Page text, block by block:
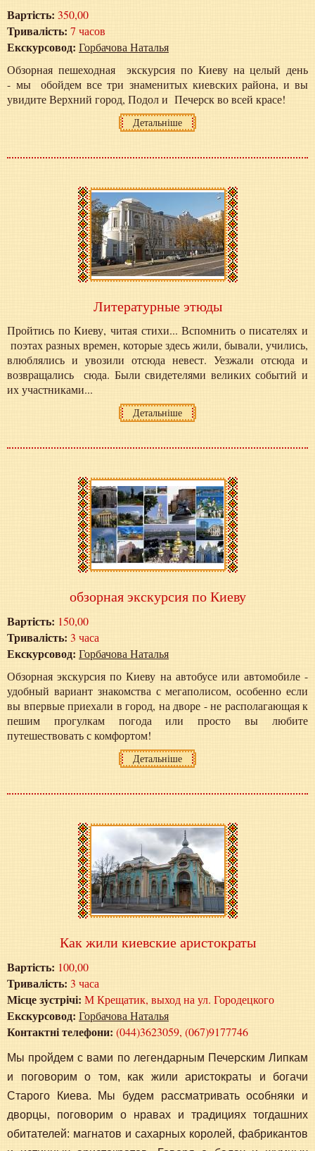
Вартість: 350,00
Тривалість: 7 часов
Екскурсовод: Горбачова Наталья
Обзорная пешеходная экскурсия по Киеву на целый день
- мы обойдем все три знаменитых киевских района, и вы
увидите Верхний город, Подол и Печерск во всей красе!
Детальніше
Литературные этюды
Пройтись по Киеву, читая стихи... Вспомнить о писателях и
поэтах разных времен, которые здесь жили, бывали, учились,
влюблялись и увозили отсюда невест. Уезжали отсюда и
возвращались сюда. Были свидетелями великих событий и
их участниками...
Детальніше
обзорная экскурсия по Киеву
Вартість: 150,00
Тривалість: 3 часа
Екскурсовод: Горбачова Наталья
Обзорная экскурсия по Киеву на автобусе или автомобиле -
удобный вариант знакомства с мегаполисом, особенно если
вы впервые приехали в город, на дворе - не располагающая к
пешим прогулкам погода или просто вы любите
путешествовать с комфортом!
Детальніше
Как жили киевские аристократы
Вартість: 100,00
Тривалість: 3 часа
Місце зустрічі: М Крещатик, выход на ул. Городецкого
Екскурсовод: Горбачова Наталья
Контактні телефони: (044)3623059, (067)9177746
Мы пройдем с вами по легендарным Печерским Липкам
и поговорим о том, как жили аристократы и богачи
Старого Киева. Мы будем рассматривать особняки и
дворцы, поговорим о нравах и традициях тогдашних
обитателей: магнатов и сахарных королей, фабрикантов